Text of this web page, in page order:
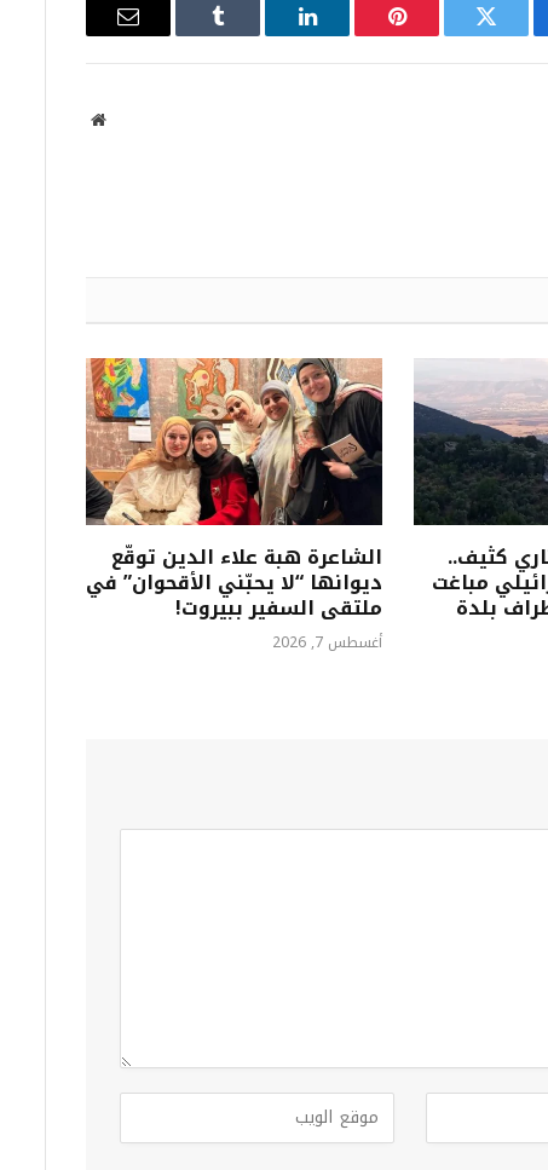
تويتر بينتيريستلينكدإن Tumblr
البريد
موقع
كثيف..
مباغت
بلدة
الشاعرة هبة علاء الدين توقّع
ديوانها “لا يحبّني الأقحوان” في
ملتقى السفير ببيروت!
أغسطس 7, 2026